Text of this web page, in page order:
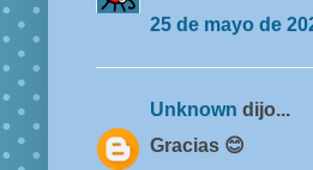
25 de mayo de
Unknown dijo...
Gracias 😊